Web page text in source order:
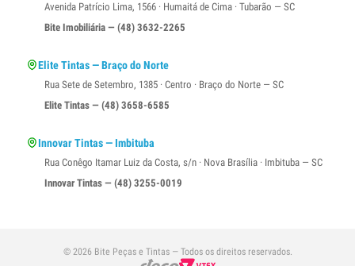
Avenida Patrício Lima, 1566 · Humaitá de Cima · Tubarão — SC
Bite Imobiliária — (48) 3632-2265
Elite Tintas — Braço do Norte
Rua Sete de Setembro, 1385 · Centro · Braço do Norte — SC
Elite Tintas — (48) 3658-6585
Innovar Tintas — Imbituba
Rua Conêgo Itamar Luiz da Costa, s/n · Nova Brasília · Imbituba — SC
Innovar Tintas — (48) 3255-0019
© 2026 Bite Peças e Tintas — Todos os direitos reservados.